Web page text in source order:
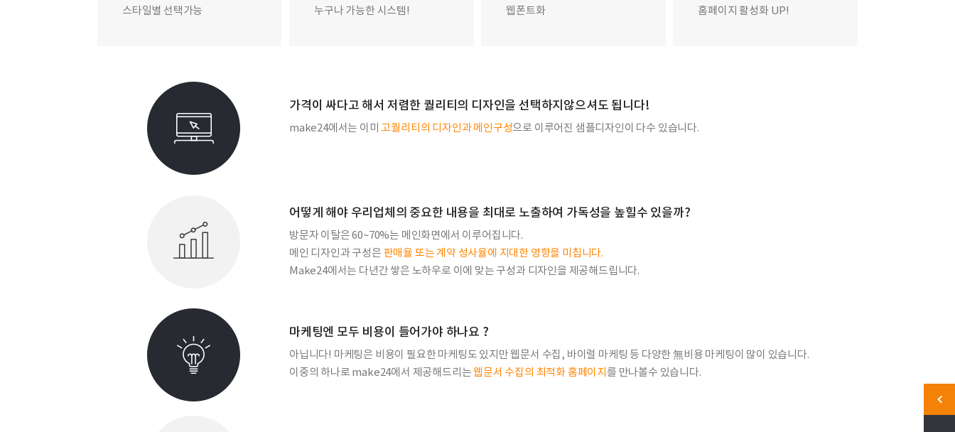
스타일별 선택가능
누구나 가능한 시스템!
웹폰트화
홈페이지 활성화 UP!
가격이 싸다고 해서 저렴한 퀄리티의 디자인을 선택하지않으셔도 됩니다!
make24에서는 이미고퀄리티의 디자인과 메인구성으로 이루어진 샘플디자인이 다수 있습니다.
어떻게 해야 우리업체의 중요한 내용을 최대로 노출하여 가독성을 높힐수 있을까?
방문자 이탈은 60~70%는 메인화면에서 이루어집니다.
메인 디자인과 구성은 판매율 또는 계약 성사율에 지대한 영향을 미칩니다.
Make24에서는 다년간 쌓은 노하우로 이에 맞는 구성과 디자인을 제공해드립니다.
마케팅엔 모두 비용이 들어가야 하나요 ?
아닙니다! 마케팅은 비용이 필요한 마케팅도 있지만 웹문서 수집, 바이럴 마케팅 등 다양한 無비용 마케팅이 많이 있습니다.
이중의 하나로 make24에서 제공해드리는웹문서 수집의 최적화 홈페이지를 만나볼수 있습니다.